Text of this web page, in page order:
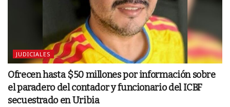
JUDICIALES
Ofrecen hasta $50 millones por información sobre
el paradero del contador y funcionario del ICBF
secuestrado en Uribia